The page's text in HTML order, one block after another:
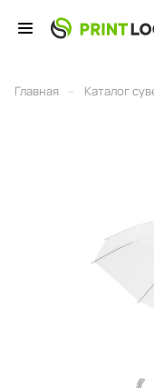
Главная Каталог